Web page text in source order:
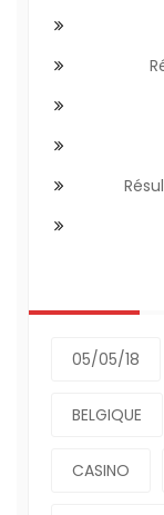
05/05/18
BELGIQUE
CASINO